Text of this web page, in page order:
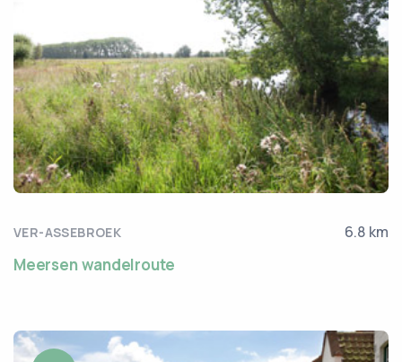
VER-ASSEBROEK 6.8 km
Meersen wandelroute